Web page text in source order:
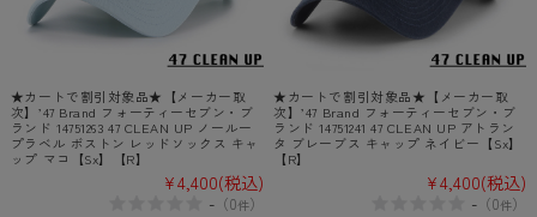
★カートで割引対象品★【メーカー取
次】’47 Brand フォーティーセブン・ブ
ランド 14751263 47 CLEAN UP ノールー
プラベル ボストン レッドソックス キャ
ップ マコ【Sx】【R】
¥4,400(税込)
-（0件）
★カートで割引対象品★【メーカー取
次】’47 Brand フォーティーセブン・ブ
ランド 14751241 47 CLEAN UP アトラン
タ ブレーブス キャップ ネイビー【Sx】
【R】
¥4,400(税込)
- （0件）